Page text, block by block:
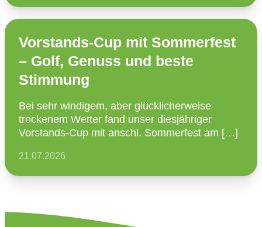
Vorstands-Cup mit Sommerfest
– Golf, Genuss und beste
Stimmung
Bei sehr windigem, aber glück­li­cher­weise
trockenem Wetter fand unser diesjäh­riger
Vorstands-Cup mit anschl. Sommer­fest am […]
21.07.2026